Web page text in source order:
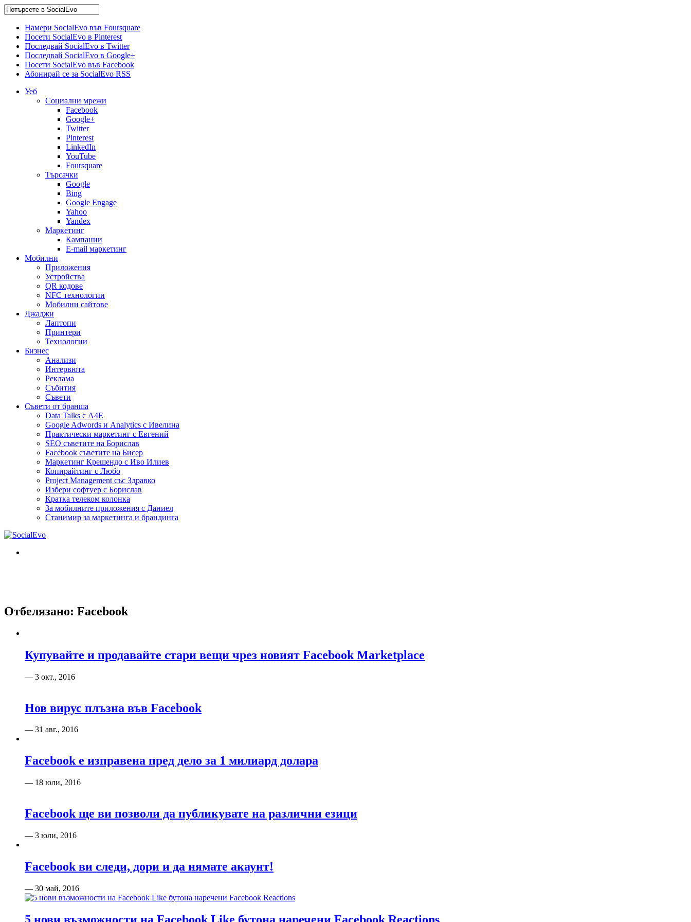
Намери SocialEvo във Foursquare
Посети SocialEvo в Pinterest
Последвай SocialEvo в Twitter
Последвай SocialEvo в Google+
Посети SocialEvo във Facebook
Абонирай се за SocialEvo RSS
Уеб
Социални мрежи
Facebook
Google+
Twitter
Pinterest
LinkedIn
YouTube
Foursquare
Търсачки
Google
Bing
Google Engage
Yahoo
Yandex
Маркетинг
Кампании
E-mail маркетинг
Мобилни
Приложения
Устройства
QR кодове
NFC технологии
Мобилни сайтове
Джаджи
Лаптопи
Принтери
Технологии
Бизнес
Анализи
Интервюта
Реклама
Събития
Съвети
Съвети от бранша
Data Talks с А4Е
Google Adwords и Analytics с Ивелина
Практически маркетинг с Евгений
SEO съветите на Борислав
Facebook съветите на Бисер
Маркетинг Крешендо с Иво Илиев
Копирайтинг с Любо
Project Management със Здравко
Избери софтуер с Борислав
Кратка телеком колонка
За мобилните приложения с Даниел
Станимир за маркетинга и брандинга
Отбелязано: Facebook
Купувайте и продавайте стари вещи чрез новият Facebook Marketplace
— 3 окт., 2016
Нов вирус плъзна във Facebook
— 31 авг., 2016
Facebook е изправена пред дело за 1 милиард долара
— 18 юли, 2016
Facebook ще ви позволи да публикувате на различни езици
— 3 юли, 2016
Facebook ви следи, дори и да нямате акаунт!
— 30 май, 2016
5 нови възможности на Facebook Like бутона наречени Facebook Reactions